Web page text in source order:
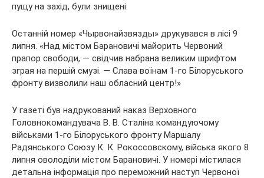
пущу на захід, були знищені.
Останній номер «Чырвонайзвязды» друкувався в лісі 9
липня. «Над містом Барановичі майорить Червоний
прапор свободи, — свідчив набрана великим шрифтом
зграя на першій смузі. — Слава воїнам 1-го Білоруського
фронту визволили наш обласний центр!»
У газеті був надрукований наказ Верховного
Головнокомандувача В. В. Сталіна командуючому
військами 1-го Білоруського фронту Маршалу
Радянського Союзу К. К. Рокоссовскому, війська якого 8
липня оволоділи містом Барановичі. У номері містилася
детальна інформація про переможний наступ Червоної